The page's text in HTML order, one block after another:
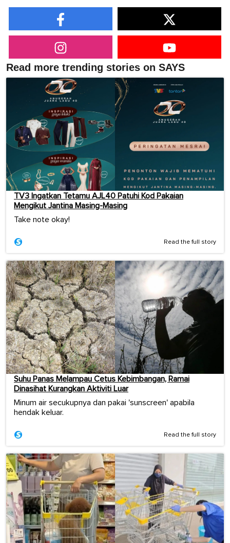
Read more trending stories on SAYS
TV3 Ingatkan Tetamu AJL40 Patuhi Kod Pakaian
Mengikut Jantina Masing-Masing
Take note okay!
Read the full story
Suhu Panas Melampau Cetus Kebimbangan, Ramai
Dinasihat Kurangkan Aktiviti Luar
Minum air secukupnya dan pakai 'sunscreen' apabila
hendak keluar.
Read the full story